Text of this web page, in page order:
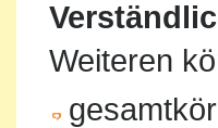
Weiteren